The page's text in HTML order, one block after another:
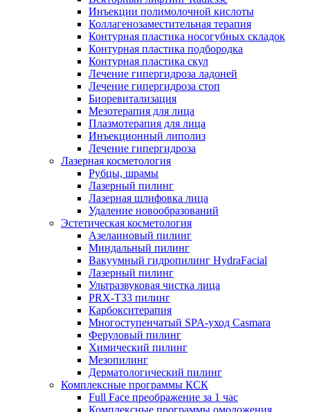
Инъекции полимолочной кислоты
Коллагенозаместительная терапия
Контурная пластика носогубных складок
Контурная пластика подбородка
Контурная пластика скул
Лечение гипергидроза ладоней
Лечение гипергидроза стоп
Биоревитализация
Мезотерапия для лица
Плазмотерапия для лица
Инъекционный липолиз
Лечение гипергидроза
Лазерная косметология
Рубцы, шрамы
Лазерный пилинг
Лазерная шлифовка лица
Удаление новообразований
Эстетическая косметология
Азелаиновый пилинг
Миндальный пилинг
Вакуумный гидропилинг HydraFacial
Лазерный пилинг
Ультразвуковая чистка лица
PRX-T33 пилинг
Карбокситерапия
Многоступенчатый SPA-уход Сasmara
Феруловый пилинг
Химический пилинг
Мезопилинг
Дерматологический пилинг
Комплексные программы КСК
Full Face преображение за 1 час
Комплексные программы омоложения